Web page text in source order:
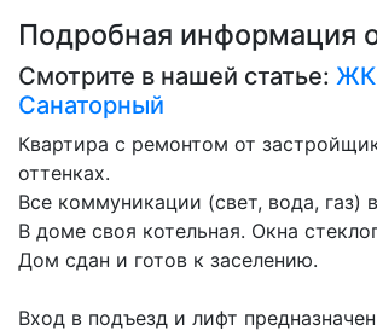
Подробная информация
Смотрите в нашей статье: ЖК
Санаторный
Квартира с ремонтом от
оттенках.
Все коммуникации (свет, вода, газ)
В доме своя котельная. Окна
Дом сдан и готов к заселению.
Вход в подъезд и лифт